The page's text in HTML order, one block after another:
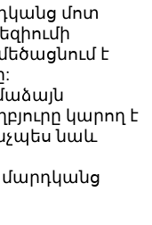
մոտ
է
կարող է
նաև
մարդկանց